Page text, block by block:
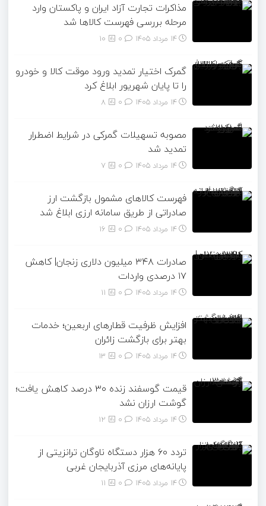
مذاکرات تجارت آزاد ایران و پاکستان وارد
مرحله بررسی فهرست کالاها شد
14 مرداد 1405 10
گمرک اختیار تمدید ورود موقت کالا و خودرو
را تا پایان شهریور ابلاغ کرد
14 مرداد 1405 8
مصوبه تسهیلات گمرکی در شرایط اضطرار
تمدید شد
14 مرداد 1405 7
فهرست کالاهای مشمول بازگشت ارز
صادراتی از طریق سامانه ارزی ابلاغ شد
14 مرداد 1405 16
صادرات ۳۴۸ میلیون دلاری زنجان| ‌کاهش
۱۷ درصدی واردات
14 مرداد 1405 11
افزایش ظرفیت قطارهای اربعین؛ خدمات
بهتر برای بازگشت زائران
14 مرداد 1405 13
قیمت گوسفند زنده ۳۰ درصد کاهش یافت؛
گوشت ارزان نشد
14 مرداد 1405 12
تردد ۶۰ هزار دستگاه ناوگان ترانزیتی از
پایانه‌های مرزی آذربایجان ‌غربی
14 مرداد 1405 11